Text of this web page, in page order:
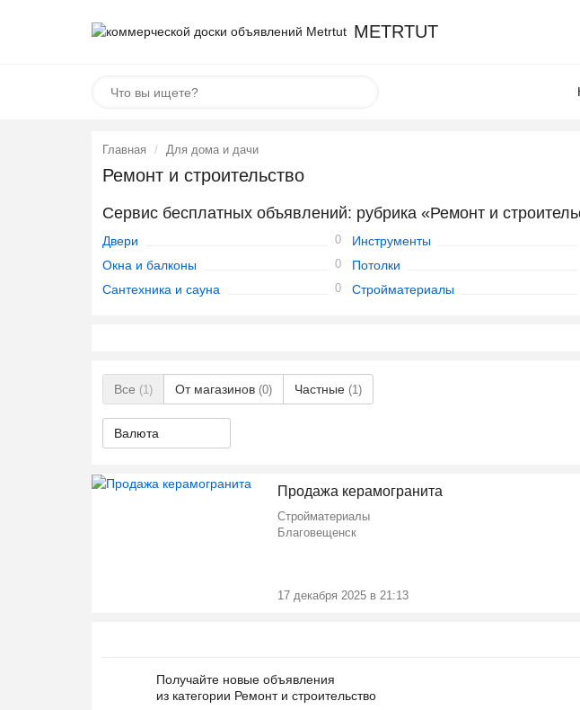
METRTUT
Главная Для дома и дачи
Ремонт и строительство
Сервис бесплатных объявлений: рубрика «Ремонт и
Двери 0 Инструменты
Окна и балконы 0 Потолки
Сантехника и сауна 0 Стройматериалы
Все (1) От магазинов (0) Частные (1)
Валюта
Продажа керамогранита
Стройматериалы
Благовещенск
17 декабря 2025 в 21:13
Получайте новые объявления
из категории Ремонт и строительство